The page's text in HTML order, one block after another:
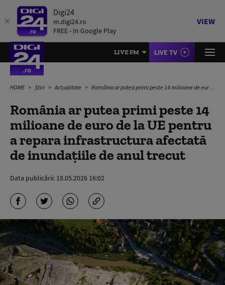
Digi24
m.digi24.ro
FREE - In Google Play
VIEW
LIVE FM LIVE TV
HOME Știri Actualitate România ar putea primi peste 14 milioane de euro de la UE pentru a repara infrastructura afectată de inundațiile de anul trecut
România ar putea primi peste 14
milioane de euro de la UE pentru
a repara infrastructura afectată
de inundațiile de anul trecut
Data publicării: 18.05.2026 16:02